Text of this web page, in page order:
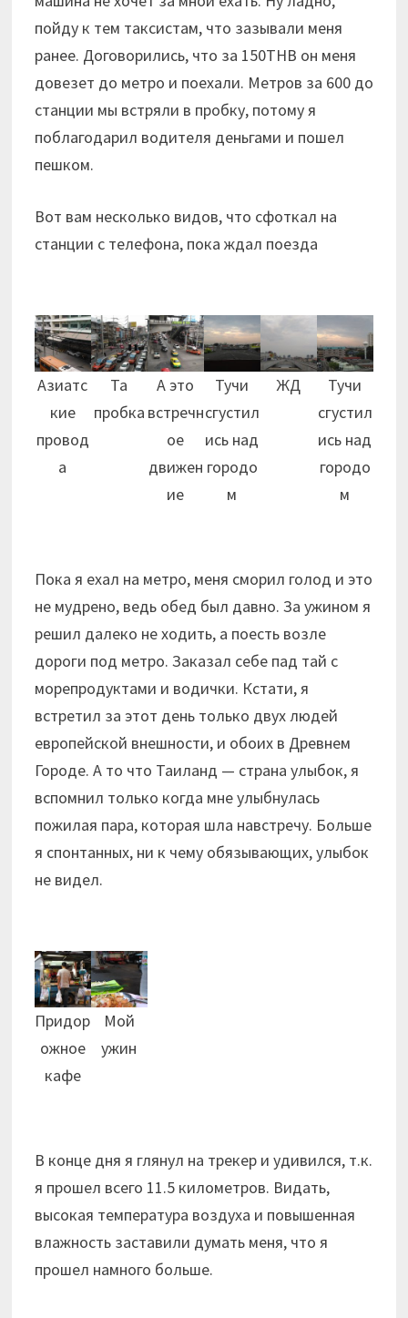
пойду к тем таксистам, что зазывали меня
ранее. Договорились, что за 150THB он меня
довезет до метро и поехали. Метров за 600 до
станции мы встряли в пробку, потому я
поблагодарил водителя деньгами и пошел
пешком.
Вот вам несколько видов, что сфоткал на
станции с телефона, пока ждал поезда
Азиатс
кие
провод
а
Та
пробка
А это
встречн
ое
движен
ие
Тучи
сгустил
ись над
городо
м
ЖД
Тучи
сгустил
ись над
городо
м
Пока я ехал на метро, меня сморил голод и это
не мудрено, ведь обед был давно. За ужином я
решил далеко не ходить, а поесть возле
дороги под метро. Заказал себе пад тай с
морепродуктами и водички. Кстати, я
встретил за этот день только двух людей
европейской внешности, и обоих в Древнем
Городе. А то что Таиланд — страна улыбок, я
вспомнил только когда мне улыбнулась
пожилая пара, которая шла навстречу. Больше
я спонтанных, ни к чему обязывающих, улыбок
не видел.
Придор
ожное
кафе
Мой
ужин
В конце дня я глянул на трекер и удивился, т.к.
я прошел всего 11.5 километров. Видать,
высокая температура воздуха и повышенная
влажность заставили думать меня, что я
прошел намного больше.